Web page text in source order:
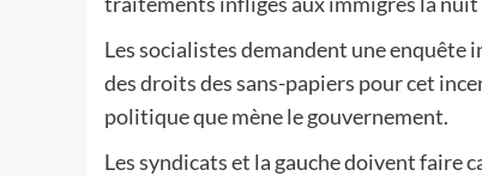
Les socialistes demandent une enquête
des droits des sans-papiers pour cet
politique que mène le gouvernement.
Les syndicats et la gauche doivent faire